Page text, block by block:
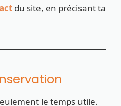
du site, en précisant ta
le temps utile.